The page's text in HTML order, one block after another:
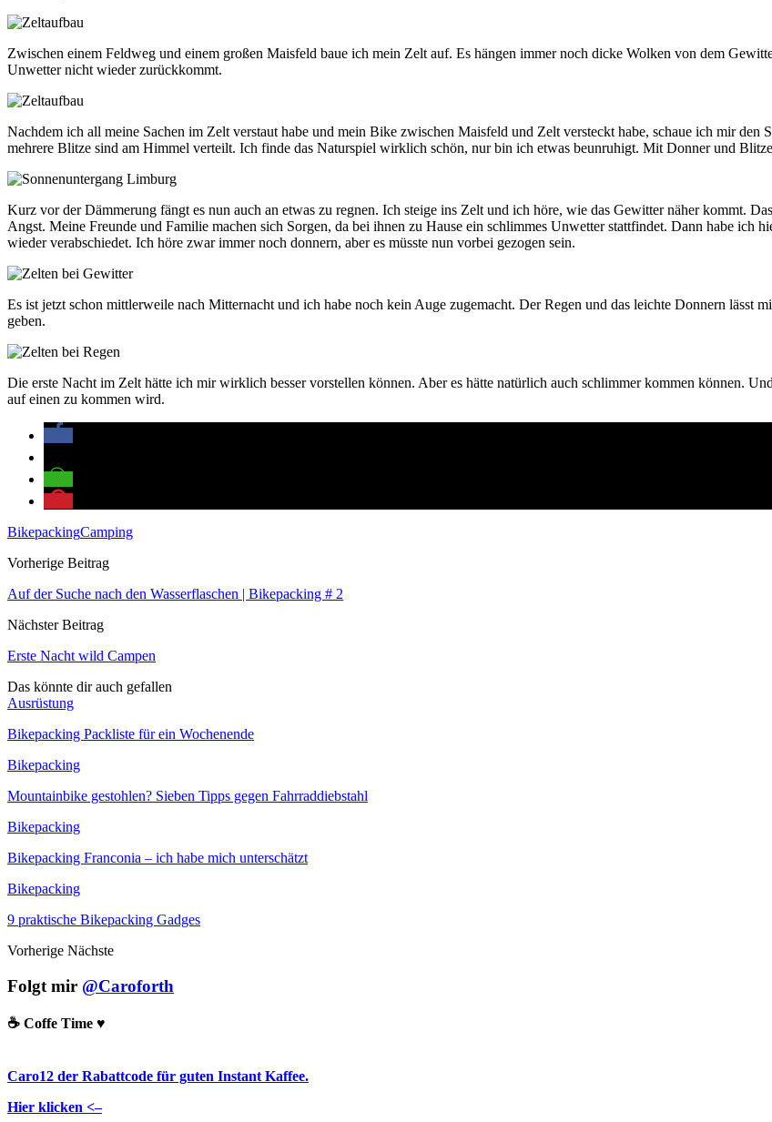
Zwischen einem Feldweg und einem großen Maisfeld baue ich mein Zelt auf. Es hängen immer noch dicke Wolken von dem
Unwetter nicht wieder zurückkommt.
Nachdem ich all meine Sachen im Zelt verstaut habe und mein Bike zwischen Maisfeld und Zelt versteckt habe, schaue ich mir
mehrere Blitze sind am Himmel verteilt. Ich finde das Naturspiel wirklich schön, nur bin ich etwas beunruhigt. Mit Donner und
Kurz vor der Dämmerung fängt es nun auch an etwas zu regnen. Ich steige ins Zelt und ich höre, wie das Gewitter näher kommt.
Angst. Meine Freunde und Familie machen sich Sorgen, da bei ihnen zu Hause ein schlimmes Unwetter stattfindet. Dann habe ich
wieder verabschiedet. Ich höre zwar immer noch donnern, aber es müsste nun vorbei gezogen sein.
Es ist jetzt schon mittlerweile nach Mitternacht und ich habe noch kein Auge zugemacht. Der Regen und das leichte Donnern lässt
geben.
Die erste Nacht im Zelt hätte ich mir wirklich besser vorstellen können. Aber es hätte natürlich auch schlimmer kommen können.
auf einen zu kommen wird.
BikepackingCamping
Vorherige Beitrag
Auf der Suche nach den Wasserflaschen | Bikepacking # 2
Nächster Beitrag
Erste Nacht wild Campen
Das könnte dir auch gefallen
Ausrüstung
Bikepacking Packliste für ein Wochenende
Bikepacking
Mountainbike gestohlen? Sieben Tipps gegen Fahrraddiebstahl
Bikepacking
Bikepacking Franconia – ich habe mich unterschätzt
Bikepacking
9 praktische Bikepacking Gadges
Vorherige Nächste
Folgt mir @Caroforth
☕️ Coffe Time ♥️
Caro12 der Rabattcode für guten Instant Kaffee.
Hier klicken <–